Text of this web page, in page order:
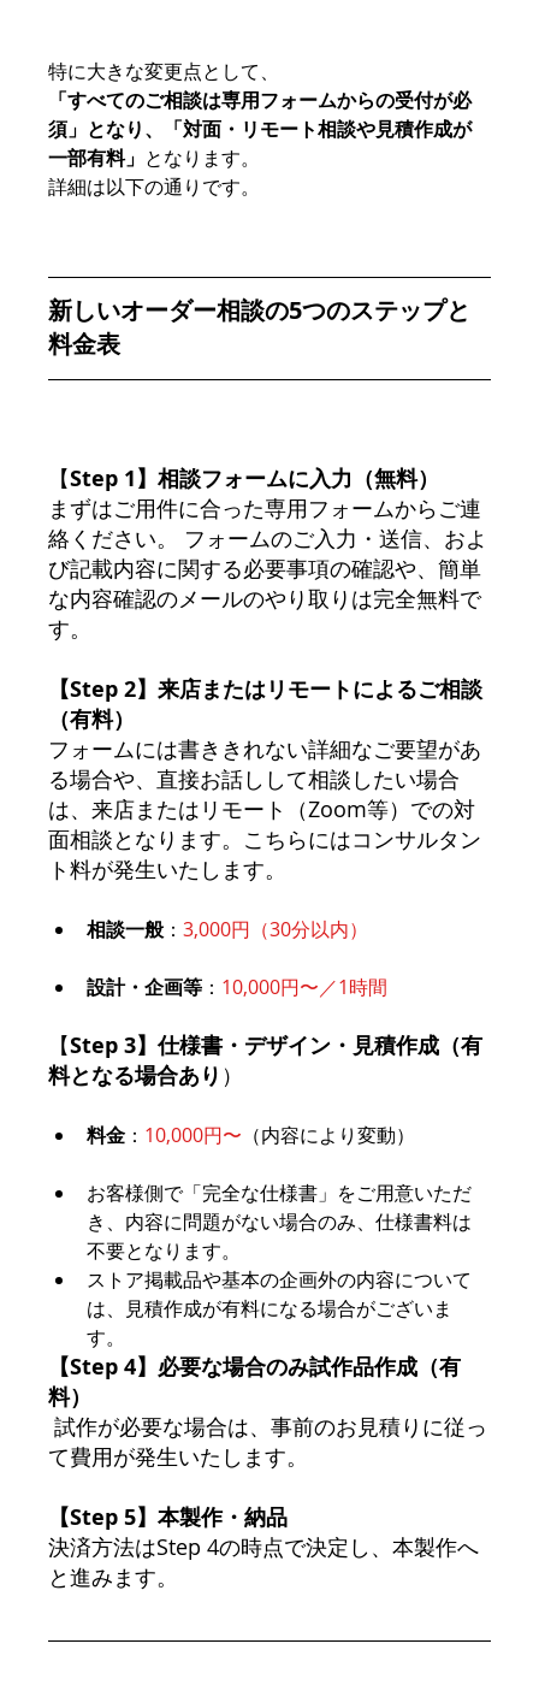
特に大きな変更点として、
「すべてのご相談は専用フォームからの受付が必
須」となり、「対面・リモート相談や見積作成が
一部有料」 となります。
詳細は以下の通りです。
新しいオーダー相談の5つのステップと
料金表
【Step 1】相談フォームに入力（無料）
まずはご用件に合った専用フォームからご連
絡ください。 フォームのご入力・送信、およ
び記載内容に関する必要事項の確認や、簡単
な内容確認のメールのやり取りは完全無料で
す。
【Step 2】来店またはリモートによるご相談
（有料）
フォームには書ききれない詳細なご要望があ
る場合や、直接お話しして相談したい場合
は、来店またはリモート（Zoom等）での対
面相談となります。こちらにはコンサルタン
ト料が発生いたします。
相談一般 ：3,000円（30分以内）
設計・企画等 ： 10,000円〜／1時間
【Step 3】仕様書・デザイン・見積作成（有
料となる場合あり ）
料金 ： 10,000円〜 （内容により変動）
お客様側で「完全な仕様書」をご用意いただ
き、内容に問題がない場合のみ、仕様書料は
不要となります。
ストア掲載品や基本の企画外の内容について
は、見積作成が有料になる場合がございま
す。
【Step 4】必要な場合のみ試作品作成（有
料）
試作が必要な場合は、事前のお見積りに従っ
て費用が発生いたします。
【Step 5】本製作・納品
決済方法はStep 4の時点で決定し、本製作へ
と進みます。